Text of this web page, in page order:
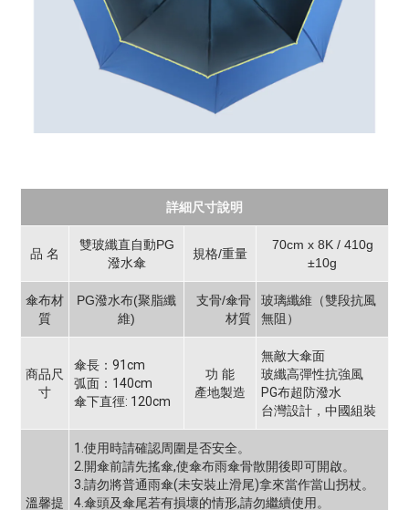
詳細尺寸說明
品 名
雙玻纖直自動PG
潑水傘
規格/重量
70cm x 8K / 410g
±10g
傘布材
質
PG潑水布(聚脂纖
維)
支骨/傘骨
材質
玻璃纖維（雙段抗風
無阻）
商品尺
寸
傘長：91cm
弧面：140cm
傘下直徑: 120cm
功 能
產地製造
無敵大傘面
玻纖高彈性抗強風
PG布超防潑水
台灣設計，中國組裝
溫馨提
1.使用時請確認周圍是否安全。
2.開傘前請先搖傘,使傘布雨傘骨散開後即可開啟。
3.請勿將普通雨傘(未安裝止滑尾)拿來當作當山拐杖。
4.傘頭及傘尾若有損壞的情形,請勿繼續使用。